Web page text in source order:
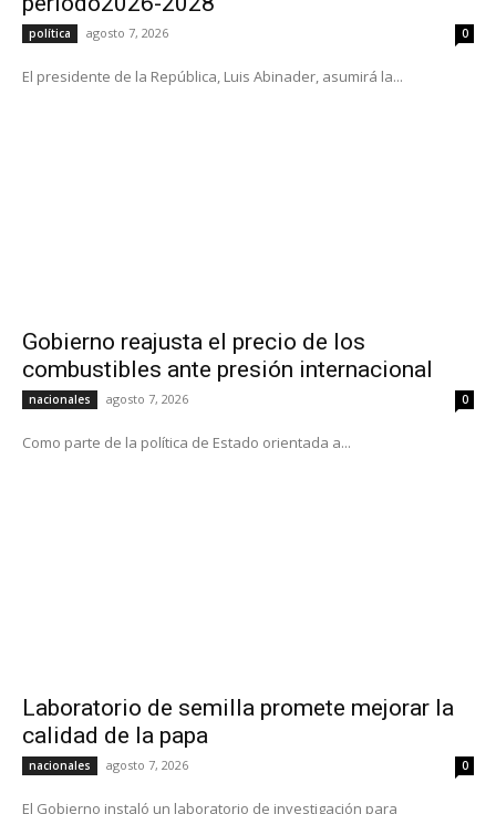
política agosto 7, 2026 0
El presidente de la República, Luis Abinader, asumirá la...
Gobierno reajusta el precio de los
combustibles ante presión internacional
nacionales agosto 7, 2026 0
Como parte de la política de Estado orientada a...
Laboratorio de semilla promete mejorar la
calidad de la papa
nacionales agosto 7, 2026 0
El Gobierno instaló un laboratorio de investigación para